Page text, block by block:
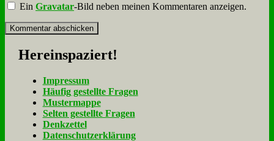
EinGravatar-Bild neben meinen Kommentaren anzeigen.
Her­ein­spa­ziert!
Im­pres­sum
Häu­fig ge­stell­te Fra­gen
Mu­ster­map­pe
Sel­ten ge­stell­te Fra­gen
Denk­zet­tel
Da­ten­schutz­er­klä­rung